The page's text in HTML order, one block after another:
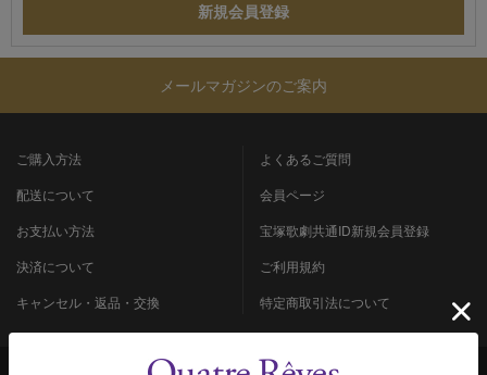
メールマガジンのご案内
ご購入方法
配送について
お支払い方法
決済について
キャンセル・返品・交換
よくあるご質問
会員ページ
宝塚歌劇共通ID新規会員登録
ご利用規約
特定商取引法について